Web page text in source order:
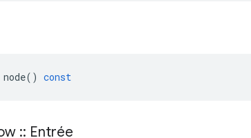
node() const
:: Entrée